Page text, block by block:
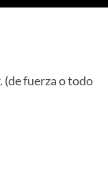
(de fuerza o todo